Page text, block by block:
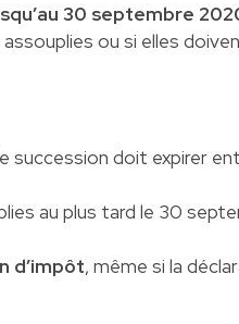
30 septembre
ou si elles
succession doit expirer
au plus tard le 30
d’impôt, même si la